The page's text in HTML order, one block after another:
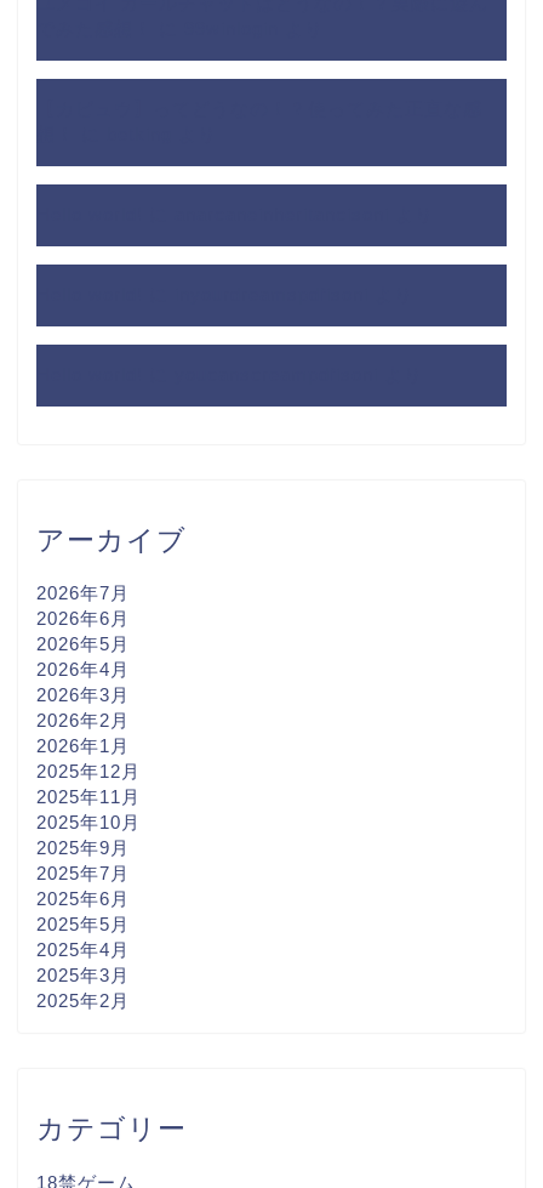
アーカイブ
2026年7月
2026年6月
2026年5月
2026年4月
2026年3月
2026年2月
2026年1月
2025年12月
2025年11月
2025年10月
2025年9月
2025年7月
2025年6月
2025年5月
2025年4月
2025年3月
2025年2月
カテゴリー
18禁ゲーム